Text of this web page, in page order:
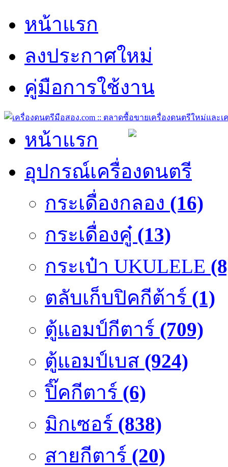
หน้าแรก
ลงประกาศใหม่
คู่มือการใช้งาน
หน้าแรก
อุปกรณ์เครื่องดนตรี
กระเดื่องกลอง (16)
กระเดื่องคู๋ (13)
กระเป๋า UKULELE
ตลับเก็บปิคกีต้าร์ (1)
ตู้แอมป์กีตาร์ (709)
ตู้แอมป์เบส (924)
ปิ๊คกีตาร์ (6)
มิกเซอร์ (838)
สายกีตาร์ (20)